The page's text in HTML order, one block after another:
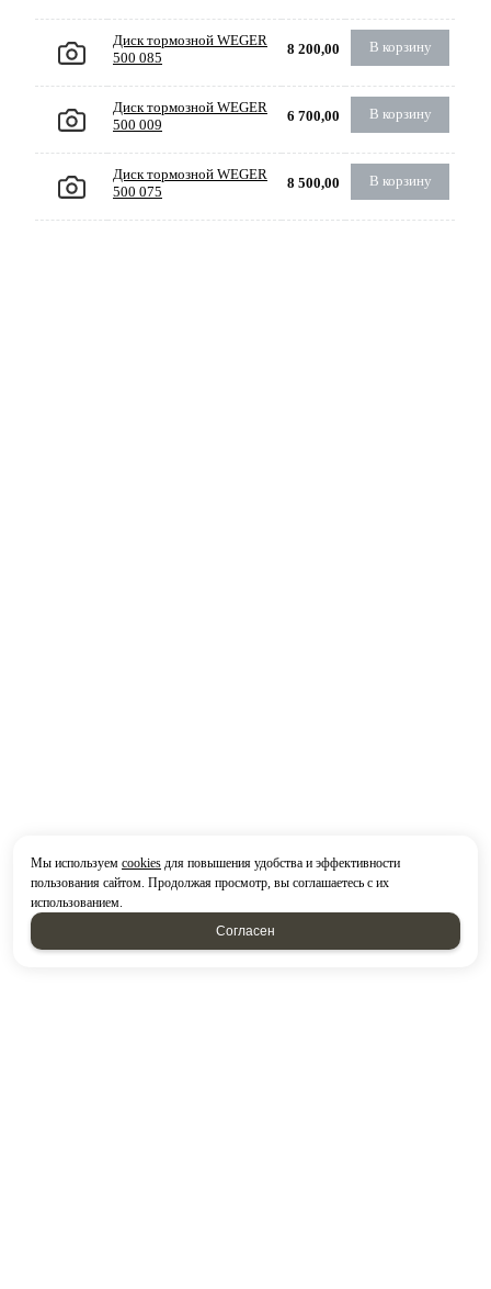
Диск тормозной WEGER
500 085
8 200,00 В корзину
Диск тормозной WEGER
500 009
6 700,00 В корзину
Диск тормозной WEGER
500 075
8 500,00 В корзину
Мы используем cookies для повышения удобства и эффективности
пользования сайтом. Продолжая просмотр, вы соглашаетесь с их
использованием.
Согласен